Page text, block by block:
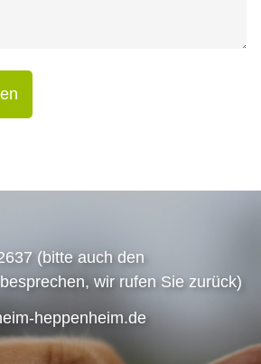
(bitte auch den
wir rufen Sie zurück)
heppenheim.de